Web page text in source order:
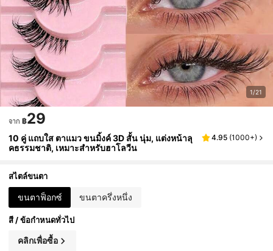
1/21
จาก ฿29
10 คู่ แถบใส ตาแมว ขนมิ้งค์ 3D สั้น นุ่ม, แต่งหน้าลุ
คธรรมชาติ, เหมาะสำหรับฮาโลวีน
4.95 (1000+)
สไตล์ขนตา
ขนตาฟ็อกซ์ ขนตาครึ่งหนึ่ง
สี / ข้อกำหนดทั่วไป
คลิกเพื่อซื้อ